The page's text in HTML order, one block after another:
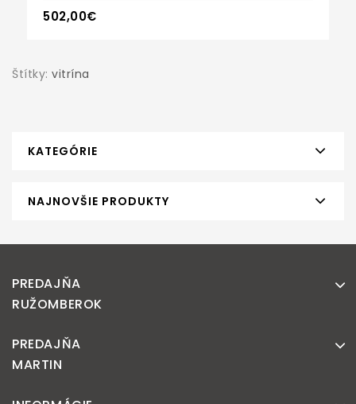
502,00€
Štítky: vitrína
KATEGÓRIE
NAJNOVŠIE PRODUKTY
PREDAJŇA
RUŽOMBEROK
PREDAJŇA
MARTIN